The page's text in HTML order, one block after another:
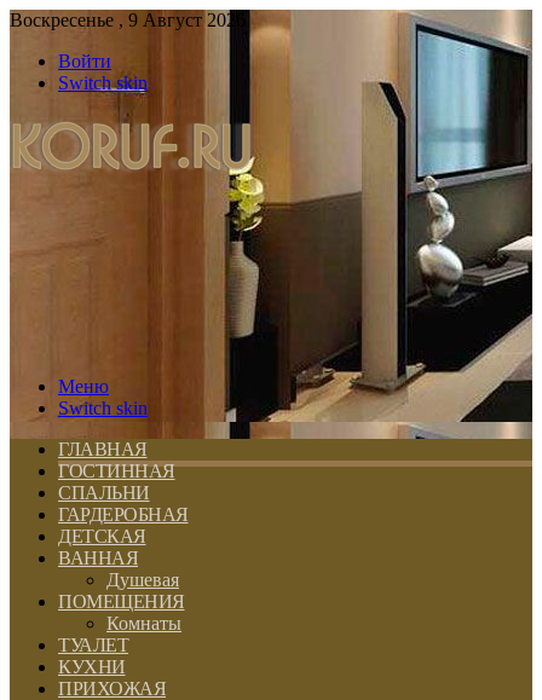
Воскресенье , 9 Август 2026
Войти
Switch skin
Меню
Switch skin
ГЛАВНАЯ
ГОСТИННАЯ
СПАЛЬНИ
ГАРДЕРОБНАЯ
ДЕТСКАЯ
ВАННАЯ
Душевая
ПОМЕЩЕНИЯ
Комнаты
ТУАЛЕТ
КУХНИ
ПРИХОЖАЯ